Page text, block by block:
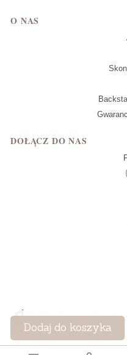
O NAS
DOŁĄCZ DO NAS
Dodaj do koszyka